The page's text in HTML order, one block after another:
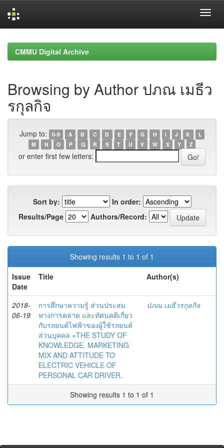
navigationCMMU Digital Archive
Browsing by Author ปภณ เมธีว
รกุลกิจ
Jump to: 0-9 A B C D E F G H I J K
L
M
N O P Q R S T U V W X Y Z
or enter first few letters:
Sort by:
In order:
Results/Page
Authors/Record:
Showing results 1 to 1 of 1
Issue
Date
Title Author(s)
2018-
06-19
การศึกษาความรู้ ส่วนประสม
ทางการตลาด และทัศนคติเกี่ยว
กับรถยนต์ไฟฟ้าของผู้ใช้รถยนต์
ส่วนบุคคล =THE STUDY OF
KNOWLEDGE, MARKETING
MIX AND ATTITUDE TO
ELECTRIC VEHICLE OF
PERSONAL CAR DRIVER.
ปภณ เมธีวรกุลกิจ
Showing results 1 to 1 of 1